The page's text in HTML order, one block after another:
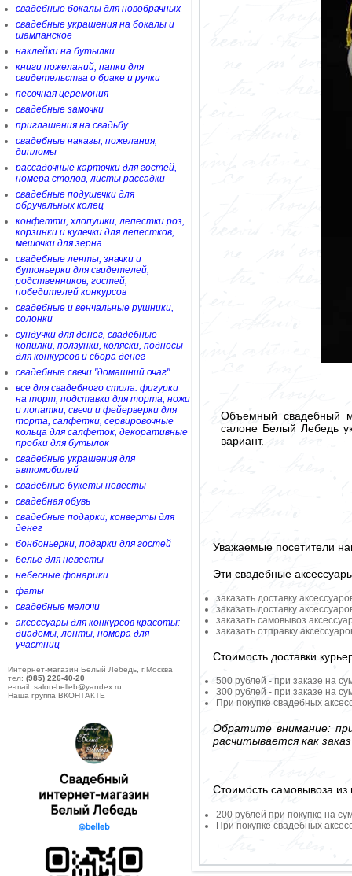
свадебные бокалы для новобрачных
свадебные украшения на бокалы и
шампанское
наклейки на бутылки
книги пожеланий, папки для
свидетельства о браке и ручки
песочная церемония
свадебные замочки
приглашения на свадьбу
свадебные наказы, пожелания,
дипломы
рассадочные карточки для гостей,
номера столов, листы рассадки
свадебные подушечки для
обручальных колец
конфетти, хлопушки, лепестки роз,
корзинки и кулечки для лепестков,
мешочки для зерна
свадебные ленты, значки и
бутоньерки для свидетелей,
родственников, гостей,
победителей конкурсов
свадебные и венчальные рушники,
солонки
сундучки для денег, свадебные
копилки, ползунки, коляски, подносы
для конкурсов и сбора денег
свадебные свечи "домашний очаг"
все для свадебного стола: фигурки
на торт, подставки для торта, ножи
и лопатки, свечи и фейерверки для
торта, салфетки, сервировочные
кольца для салфеток, декоративные
пробки для бутылок
свадебные украшения для
автомобилей
свадебные букеты невесты
свадебная обувь
свадебные подарки, конверты для
денег
бонбоньерки, подарки для гостей
белье для невесты
небесные фонарики
фаты
свадебные мелочи
аксессуары для конкурсов красоты:
диадемы, ленты, номера для
участниц
Интернет-магазин Белый Лебедь, г.Москва
тел: (985) 226-40-20
e-mail: salon-belleb@yandex.ru;
Наша группа ВКОНТАКТЕ
Объемный свадебный
салоне Белый Лебедь
вариант.
Уважаемые посетители
Эти свадебные
заказать доставку
заказать доставку
заказать самовывоз
заказать отправку
Стоимость доставки
500 рублей - при заказе на
300 рублей - при заказе на
При покупке свадебных
Обратите внимание:
расчитывается как
Стоимость самовывоза из
200 рублей при покупке на
При покупке свадебных